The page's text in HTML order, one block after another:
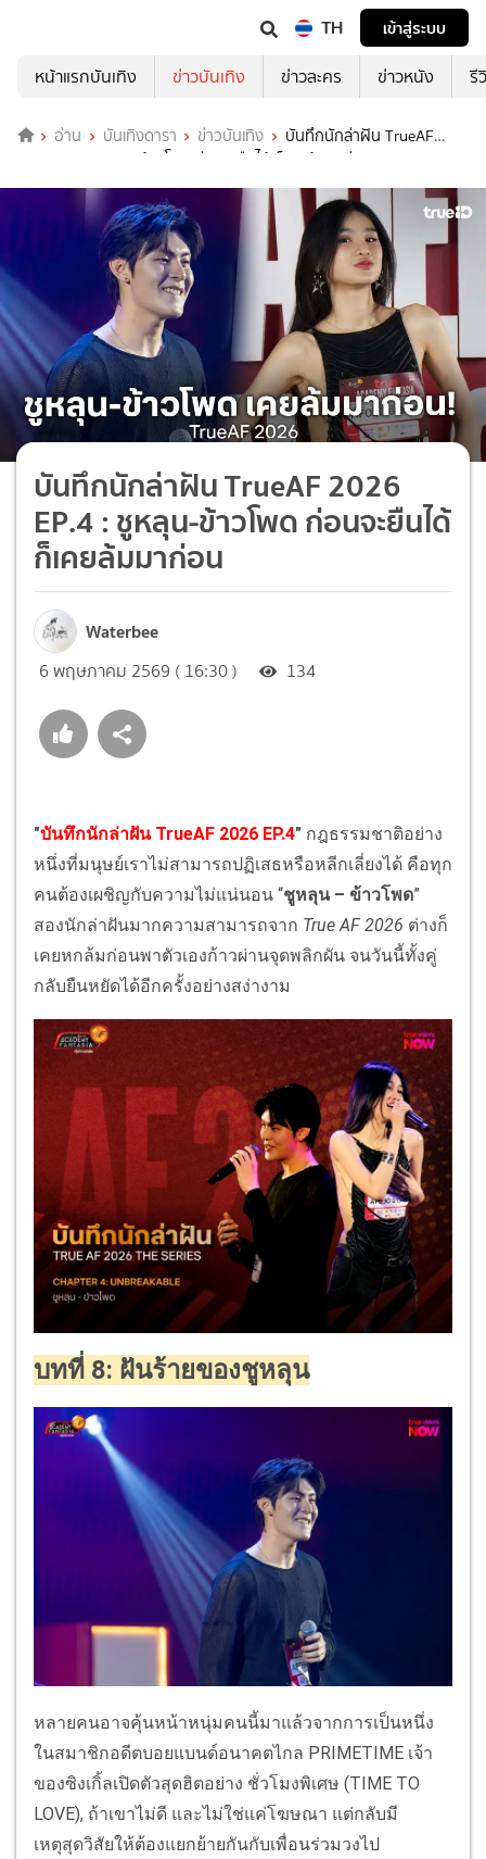
TH
เข้าสู่ระบบ
หน้าแรกบันเทิง
ข่าวบันเทิง ข่าวละคร ข่าวหนัง รี
อ่าน บันเทิงดารา ข่าวบันเทิง
บันทึกนักล่าฝัน TrueAF
2026 EP.4 : ชูหลุน-ข้าวโพด ก่อนจะยืนได้ ก็เคยล้มมาก่อน
บันทึกนักล่าฝัน TrueAF 2026
EP.4 : ชูหลุน-ข้าวโพด ก่อนจะยืนได้
ก็เคยล้มมาก่อน
Waterbee
6 พฤษภาคม 2569 ( 16:30 ) 134
"บันทึกนักล่าฝัน TrueAF 2026 EP.4" กฎธรรมชาติอย่าง
หนึ่งที่มนุษย์เราไม่สามารถปฏิเสธหรือหลีกเลี่ยงได้ คือทุก
คนต้องเผชิญกับความไม่แน่นอน “ชูหลุน– ข้าวโพด”
สองนักล่าฝันมากความสามารถจาก True AF 2026 ต่างก็
เคยหกล้มก่อนพาตัวเองก้าวผ่านจุดพลิกผัน จนวันนี้ทั้งคู่
กลับยืนหยัดได้อีกครั้งอย่างสง่างาม
บทที่ 8: ฝันร้ายของชูหลุน
หลายคนอาจคุ้นหน้าหนุ่มคนนี้มาแล้วจากการเป็นหนึ่ง
ในสมาชิกอดีตบอยแบนด์อนาคตไกล PRIMETIME เจ้า
ของซิงเกิ้ลเปิดตัวสุดฮิตอย่าง ชั่วโมงพิเศษ​ (TIME TO
LOVE), ถ้าเขาไม่ดี และไม่ใช่แค่โฆษณา แต่กลับมี
เหตุสุดวิสัยให้ต้องแยกย้ายกันกับเพื่อนร่วมวงไป